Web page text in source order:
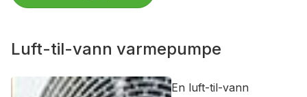
Luft-til-vann varmepumpe
En luft-til-vann